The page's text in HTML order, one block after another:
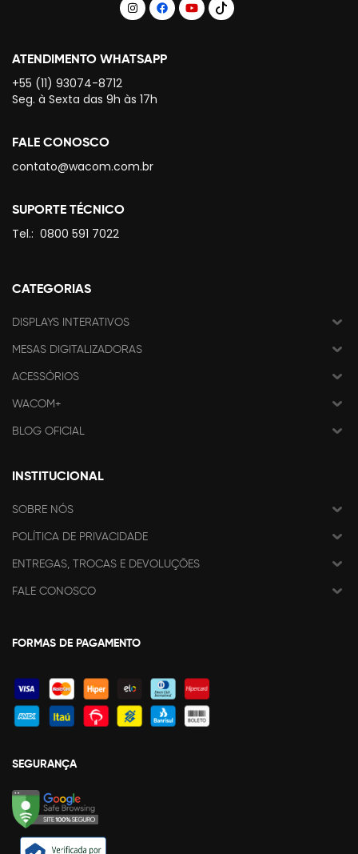
ATENDIMENTO WHATSAPP
+55 (11) 93074-8712
Seg. à Sexta das 9h às 17h
FALE CONOSCO
contato@wacom.com.br
SUPORTE TÉCNICO
Tel.: 0800 591 7022
CATEGORIAS
DISPLAYS INTERATIVOS
MESAS DIGITALIZADORAS
ACESSÓRIOS
WACOM+
BLOG OFICIAL
INSTITUCIONAL
SOBRE NÓS
POLÍTICA DE PRIVACIDADE
ENTREGAS, TROCAS E DEVOLUÇÕES
FALE CONOSCO
FORMAS DE PAGAMENTO
SEGURANÇA